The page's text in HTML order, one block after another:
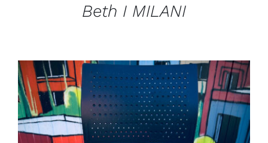
Beth I MILANI